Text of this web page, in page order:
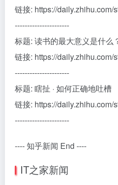
链接: https://daily.zhihu.com/
----------------------
标题: 读书的最大意义是什么
链接: https://daily.zhihu.com/
----------------------
标题: 瞎扯 · 如何正确地吐槽
链接: https://daily.zhihu.com/
----------------------
---- 知乎新闻 End ----
IT之家新闻